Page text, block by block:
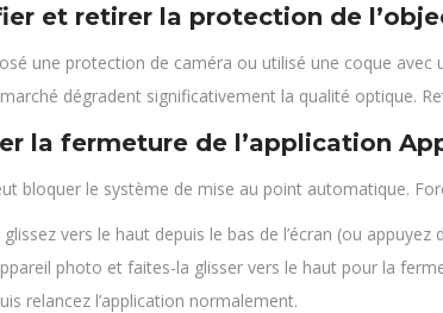
et retirer la protection de
une protection de caméra ou utilisé une coque avec
dégradent significativement la qualité optique.
la fermeture de l’application
bloquer le système de mise au point automatique.
glissez vers le haut depuis le bas de l’écran (ou
photo et faites-la glisser vers le haut pour la
relancez l’application normalement.